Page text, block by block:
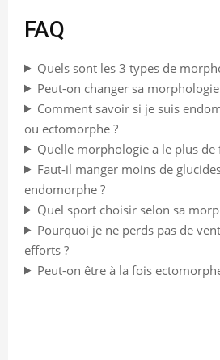
FAQ
Quels sont les 3 types de
Peut-on changer sa morphologie
Comment savoir si je suis
ou ectomorphe ?
Quelle morphologie a le plus de
Faut-il manger moins de
endomorphe ?
Quel sport choisir selon sa
Pourquoi je ne perds pas de
efforts ?
Peut-on être à la fois